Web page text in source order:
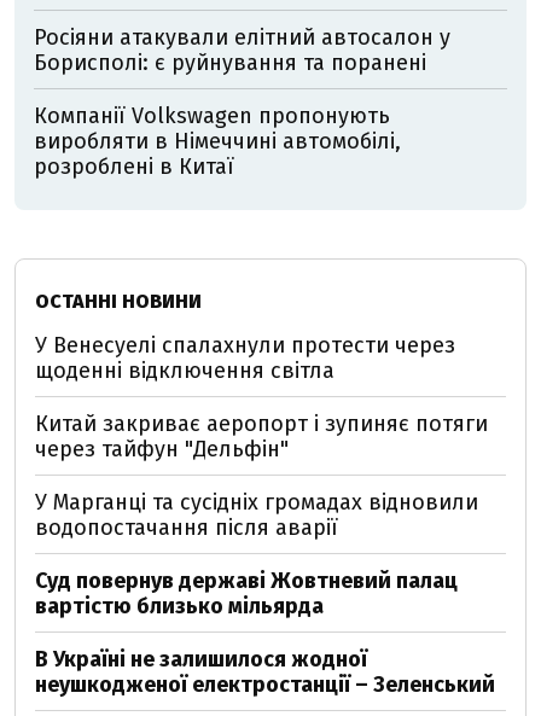
Росіяни атакували елітний автосалон у
Борисполі: є руйнування та поранені
Компанії Volkswagen пропонують
виробляти в Німеччині автомобілі,
розроблені в Китаї
ОСТАННІ НОВИНИ
У Венесуелі спалахнули протести через
щоденні відключення світла
Китай закриває аеропорт і зупиняє потяги
через тайфун "Дельфін"
У Марганці та сусідніх громадах відновили
водопостачання після аварії
Суд повернув державі Жовтневий палац
вартістю близько мільярда
В Україні не залишилося жодної
неушкодженої електростанції – Зеленський